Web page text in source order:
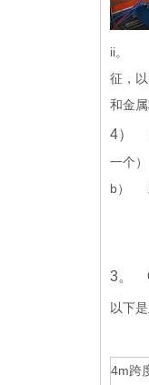
ii。
征，
和金
4）
一个
b）
3。
以下
4m跨